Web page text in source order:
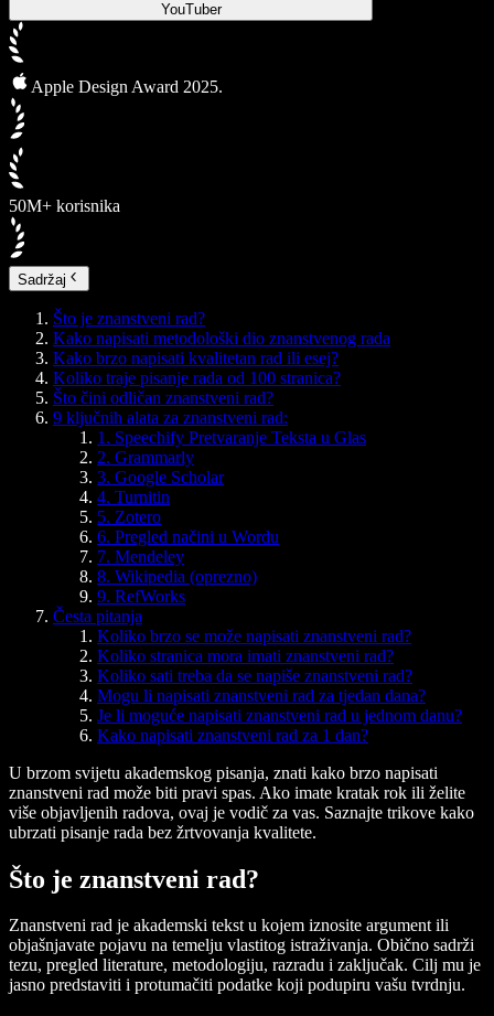
YouTuber
Apple Design Award 2025.
50M+ korisnika
Sadržaj
Što je znanstveni rad?
Kako napisati metodološki dio znanstvenog rada
Kako brzo napisati kvalitetan rad ili esej?
Koliko traje pisanje rada od 100 stranica?
Što čini odličan znanstveni rad?
9 ključnih alata za znanstveni rad:
1. Speechify Pretvaranje Teksta u Glas
2. Grammarly
3. Google Scholar
4. Turnitin
5. Zotero
6. Pregled načini u Wordu
7. Mendeley
8. Wikipedia (oprezno)
9. RefWorks
Česta pitanja
Koliko brzo se može napisati znanstveni rad?
Koliko stranica mora imati znanstveni rad?
Koliko sati treba da se napiše znanstveni rad?
Mogu li napisati znanstveni rad za tjedan dana?
Je li moguće napisati znanstveni rad u jednom danu?
Kako napisati znanstveni rad za 1 dan?
U brzom svijetu akademskog pisanja, znati kako brzo napisati
znanstveni rad može biti pravi spas. Ako imate kratak rok ili želite
više objavljenih radova, ovaj je vodič za vas. Saznajte trikove kako
ubrzati pisanje rada bez žrtvovanja kvalitete.
Što je znanstveni rad?
Znanstveni rad je akademski tekst u kojem iznosite argument ili
objašnjavate pojavu na temelju vlastitog istraživanja. Obično sadrži
tezu, pregled literature, metodologiju, razradu i zaključak. Cilj mu je
jasno predstaviti i protumačiti podatke koji podupiru vašu tvrdnju.